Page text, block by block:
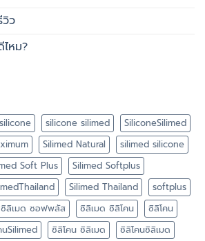
ว
หม?
silicone silicone silimed
SiliconeSilimed
Silimed Natural
silimed silicone
Soft Plus
Silimed Softplus
Silimed Thailand
softplus
ซิลิเมด ซอฟพลัส ซิลิเมด ซิลิโคน
ซิลิโคน
นSilimed ซิลิโคน ซิลิเมด
ซิลิโคนซิลิเมด